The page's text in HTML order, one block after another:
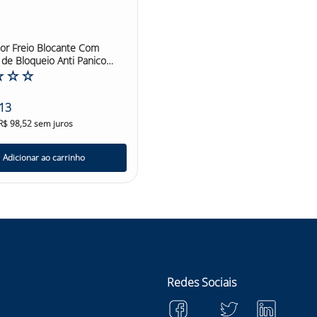
Freio Blocante Com
de Bloqueio Anti Panico
☆☆
98,52sem juros
Adicionar ao carrinho
Redes Sociais